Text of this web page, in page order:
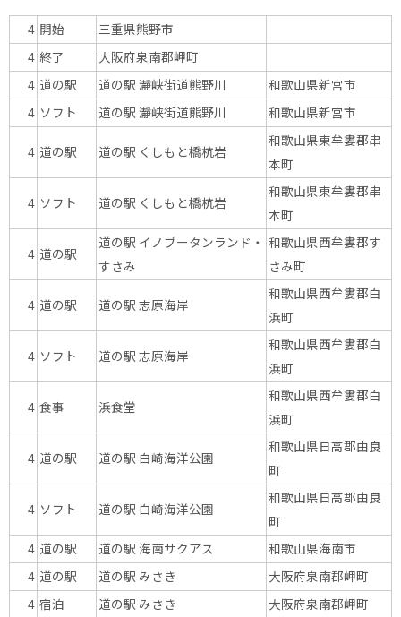
4 開始 三重県熊野市
4 終了 大阪府泉南郡岬町
4 道の駅 道の駅 瀞峡街道熊野川 和歌山県新宮市
4 ソフト 道の駅 瀞峡街道熊野川 和歌山県新宮市
4 道の駅 道の駅 くしもと橋杭岩
和歌山県東牟婁郡串
本町
4 ソフト 道の駅 くしもと橋杭岩
和歌山県東牟婁郡串
本町
4 道の駅
道の駅 イノブータンランド・
すさみ
和歌山県西牟婁郡す
さみ町
4 道の駅 道の駅 志原海岸
和歌山県西牟婁郡白
浜町
4 ソフト 道の駅 志原海岸
和歌山県西牟婁郡白
浜町
4 食事 浜食堂
和歌山県西牟婁郡白
浜町
4 道の駅 道の駅 白崎海洋公園
和歌山県日高郡由良
町
4 ソフト 道の駅 白崎海洋公園
和歌山県日高郡由良
町
4 道の駅 道の駅 海南サクアス 和歌山県海南市
4 道の駅 道の駅 みさき 大阪府泉南郡岬町
4 宿泊 道の駅 みさき 大阪府泉南郡岬町